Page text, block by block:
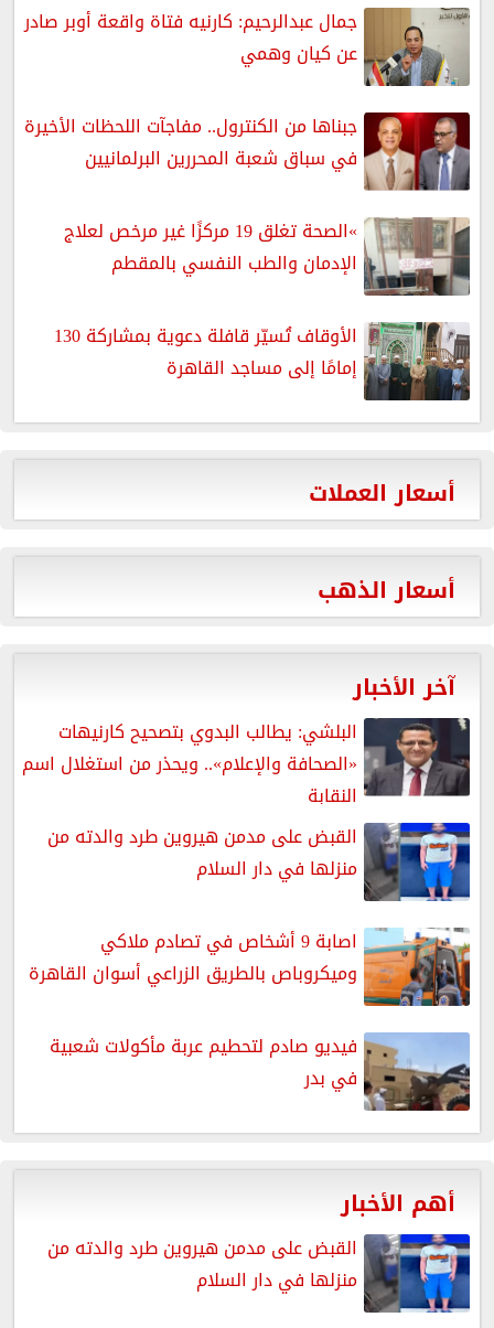
جمال عبدالرحيم: كارنيه فتاة واقعة أوبر صادر
عن كيان وهمي
جبناها من الكنترول.. مفاجآت اللحظات الأخيرة
في سباق شعبة المحررين البرلمانيين
»الصحة تغلق 19 مركزًا غير مرخص لعلاج
الإدمان والطب النفسي بالمقطم
الأوقاف تُسيّر قافلة دعوية بمشاركة 130
إمامًا إلى مساجد القاهرة
أسعار العملات
أسعار الذهب
آخر الأخبار
البلشي: يطالب البدوي بتصحيح كارنيهات
«الصحافة والإعلام».. ويحذر من استغلال اسم
النقابة
القبض على مدمن هيروين طرد والدته من
منزلها في دار السلام
اصابة 9 أشخاص في تصادم ملاكي
وميكروباص بالطريق الزراعي أسوان القاهرة
فيديو صادم لتحطيم عربة مأكولات شعبية
في بدر
أهم الأخبار
القبض على مدمن هيروين طرد والدته من
منزلها في دار السلام